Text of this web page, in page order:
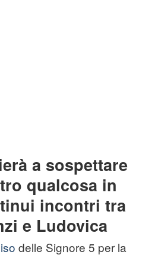
a sospettare
qualcosa in
incontri tra
e Ludovica
delle Signore 5 per la